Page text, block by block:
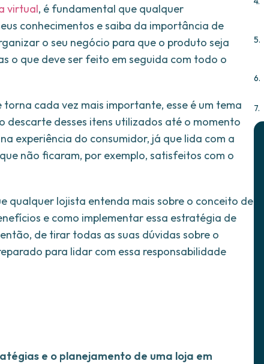
virtual, é fundamental que qualquer
conhecimentos e saiba da importância de
o seu negócio para que o produto seja
o que deve ser feito em seguida com todo o
cada vez mais importante, esse é um tema
descarte desses itens utilizados até o momento
experiência do consumidor, já que lida com a
não ficaram, por exemplo, satisfeitos com o
qualquer lojista entenda mais sobre o conceito de
e como implementar essa estratégia de
de tirar todas as suas dúvidas sobre o
para lidar com essa responsabilidade
e o planejamento de uma loja em